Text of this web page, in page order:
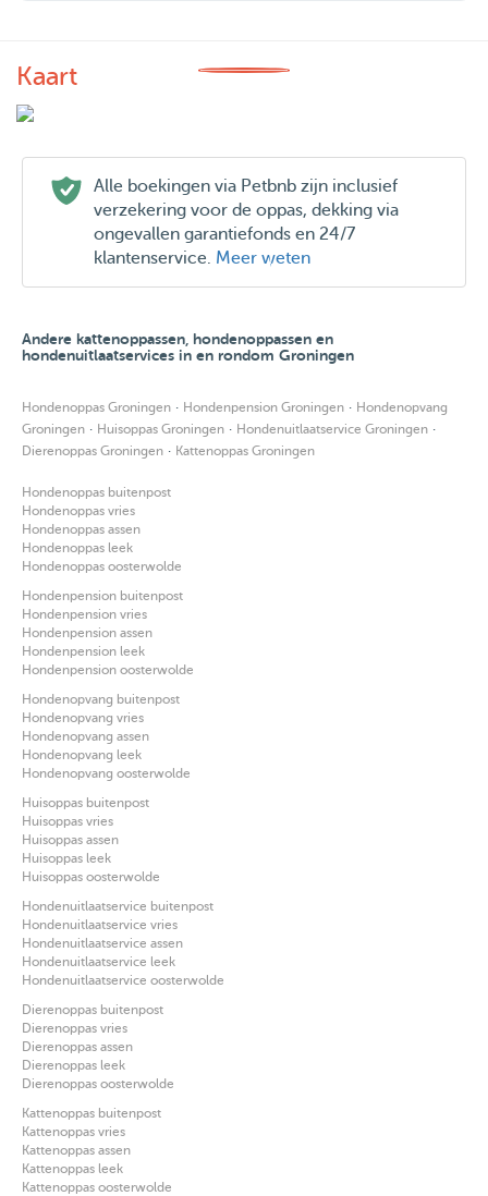
Kaart
Alle boekingen via Petbnb zijn inclusief
verzekering voor de oppas, dekking via
ongevallen garantiefonds en 24/7
klantenservice. Meer weten
Andere kattenoppassen, hondenoppassen en
hondenuitlaatservices in en rondom Groningen
Hondenoppas Groningen · Hondenpension Groningen · Hondenopvang
Groningen · Huisoppas Groningen · Hondenuitlaatservice Groningen ·
Dierenoppas Groningen · Kattenoppas Groningen
Hondenoppas buitenpost
Hondenoppas vries
Hondenoppas assen
Hondenoppas leek
Hondenoppas oosterwolde
Hondenpension buitenpost
Hondenpension vries
Hondenpension assen
Hondenpension leek
Hondenpension oosterwolde
Hondenopvang buitenpost
Hondenopvang vries
Hondenopvang assen
Hondenopvang leek
Hondenopvang oosterwolde
Huisoppas buitenpost
Huisoppas vries
Huisoppas assen
Huisoppas leek
Huisoppas oosterwolde
Hondenuitlaatservice buitenpost
Hondenuitlaatservice vries
Hondenuitlaatservice assen
Hondenuitlaatservice leek
Hondenuitlaatservice oosterwolde
Dierenoppas buitenpost
Dierenoppas vries
Dierenoppas assen
Dierenoppas leek
Dierenoppas oosterwolde
Kattenoppas buitenpost
Kattenoppas vries
Kattenoppas assen
Kattenoppas leek
Kattenoppas oosterwolde